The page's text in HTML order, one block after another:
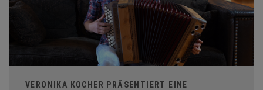
VERONIKA KOCHER PRÄSENTIERT EINE